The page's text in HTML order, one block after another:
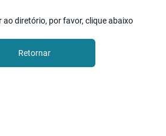
ao diretório, por favor, clique abaixo
Retornar